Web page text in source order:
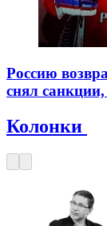
Россию
снял санкции,
Колонки